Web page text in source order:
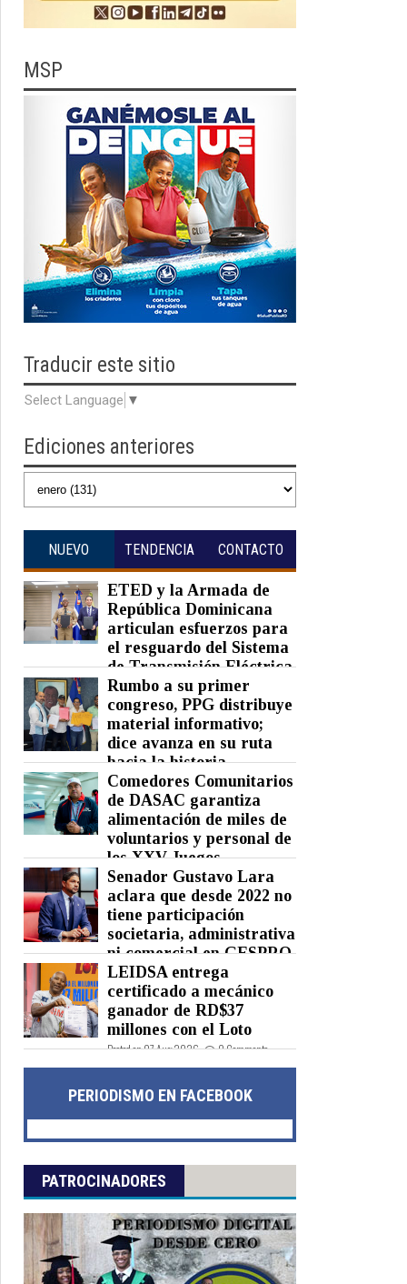
MSP
Traducir este sitio
Select Language ▼
Ediciones anteriores
NUEVO TENDENCIA CONTACTO
ETED y la Armada de
República Dominicana
articulan esfuerzos para
el resguardo del Sistema
de Transmisión Eléctrica
Nacional y fortalecimiento de
capacidades.
Posted on 07 Aug 2026 - 0 Comments
Rumbo a su primer
congreso, PPG distribuye
material informativo;
dice avanza en su ruta
hacia la historia
Posted on 07 Aug 2026 - 0 Comments
Comedores Comunitarios
de DASAC garantiza
alimentación de miles de
voluntarios y personal de
los XXV Juegos
Centroamericanos y del Caribe
Santo Domingo 2026
Posted on 07 Aug 2026 - 0 Comments
Senador Gustavo Lara
aclara que desde 2022 no
tiene participación
societaria, administrativa
ni comercial en GESPRO
Posted on 07 Aug 2026 - 0 Comments
LEIDSA entrega
certificado a mecánico
ganador de RD$37
millones con el Loto
Posted on 07 Aug 2026 - 0 Comments
PERIODISMO EN FACEBOOK
PATROCINADORES